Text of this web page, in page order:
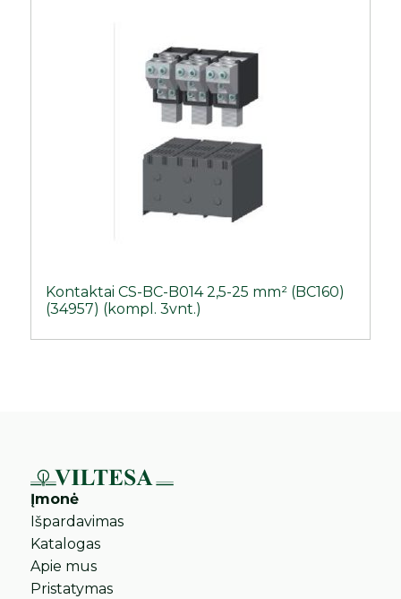
Kontaktai CS-BC-B014 2,5-25 mm² (BC160)
(34957) (kompl. 3vnt.)
Įmonė
Išpardavimas
Katalogas
Apie mus
Pristatymas